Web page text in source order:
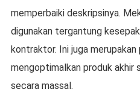
memperbaiki deskripsinya.
digunakan tergantung
kontraktor. Ini juga merupakan
mengoptimalkan produk akhir
secara massal.